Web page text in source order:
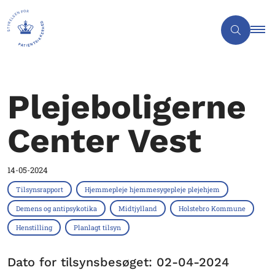
Plejeboligerne
Center Vest
14-05-2024
Tilsynsrapport Hjemmepleje hjemmesygepleje plejehjem
Demens og antipsykotika Midtjylland Holstebro Kommune
Henstilling Planlagt tilsyn
Dato for tilsynsbesøget: 02-04-2024